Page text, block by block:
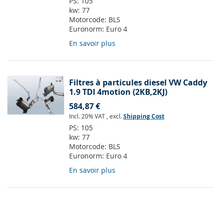
kw: 77
Motorcode: BLS
Euronorm: Euro 4
En savoir plus
Filtres à particules diesel VW Caddy
1.9 TDI 4motion (2KB,2KJ)
584,87 €
Incl. 20% VAT , excl.Shipping Cost
PS: 105
kw: 77
Motorcode: BLS
Euronorm: Euro 4
En savoir plus